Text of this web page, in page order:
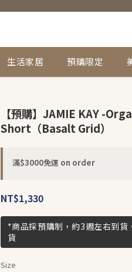
生活家居 預購限定
【預購】JAMIE KAY -
Short（Basalt Grid）
滿$3000免運 on order
NT$1,330
*商品採預購制，約3週左右到貨
貨
Size